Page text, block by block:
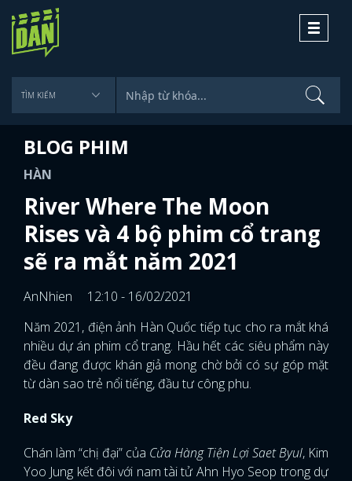
Toggle
BLOG PHIM
HÀN
River Where The Moon
Rises và 4 bộ phim cổ trang
sẽ ra mắt năm 2021
AnNhien
12:10 - 16/02/2021
Năm 2021, điện ảnh Hàn Quốc tiếp tục cho ra mắt khá
nhiều dự án phim cổ trang. Hầu hết các siêu phẩm này
đều đang được khán giả mong chờ bởi có sự góp mặt
từ dàn sao trẻ nổi tiếng, đầu tư công phu.
Red Sky
Chán làm “chị đại” của Cửa Hàng Tiện Lợi Saet Byul, Kim
Yoo Jung kết đôi với nam tài tử Ahn Hyo Seop trong dự